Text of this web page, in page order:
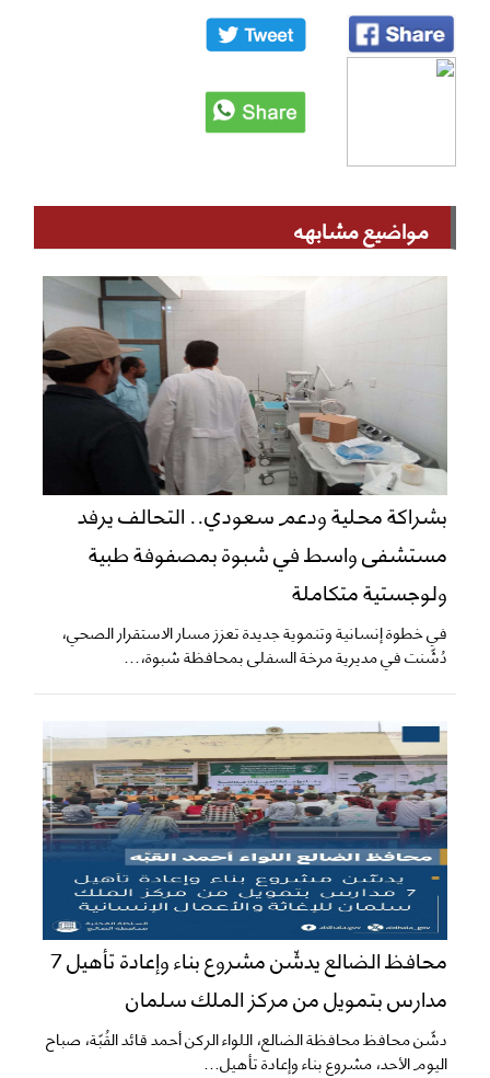
مواضيع مشابهه
بشراكة محلية ودعم سعودي.. التحالف يرفد
مستشفى واسط في شبوة بمصفوفة طبية
ولوجستية متكاملة
​في خطوة إنسانية وتنموية جديدة تعزز مسار الاستقرار الصحي،
دُشّنت في مديرية مرخة السفلى بمحافظة شبوة،...
محافظ الضالع يدشّن مشروع بناء وإعادة تأهيل 7
مدارس بتمويل من مركز الملك سلمان
دشّن محافظ محافظة الضالع، اللواء الركن أحمد قائد القُبّة، صباح
اليوم الأحد، مشروع بناء وإعادة تأهيل...